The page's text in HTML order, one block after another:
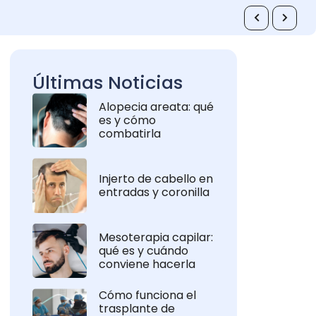
Últimas Noticias
Alopecia areata: qué
es y cómo
combatirla
Injerto de cabello en
entradas y coronilla
Mesoterapia capilar:
qué es y cuándo
conviene hacerla
Cómo funciona el
trasplante de